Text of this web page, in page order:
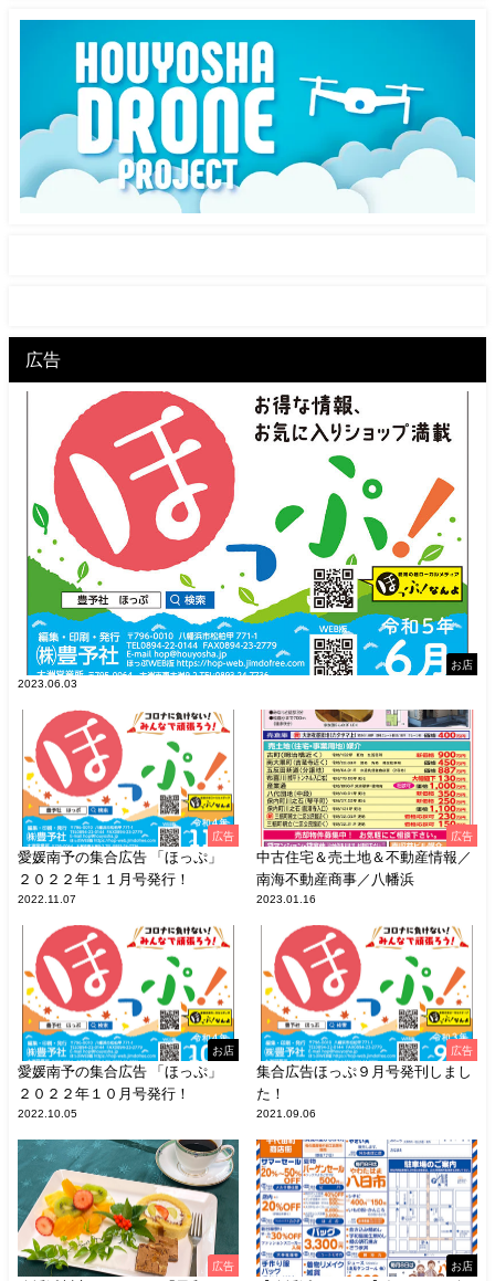
広告
お店
2023.06.03
広告
愛媛南予の集合広告 「ほっぷ」
２０２２年１１月号発行！
2022.11.07
広告
中古住宅＆売土地＆不動産情報／
南海不動産商事／八幡浜
2023.01.16
お店
愛媛南予の集合広告 「ほっぷ」
２０２２年１０月号発行！
2022.10.05
広告
集合広告ほっぷ９月号発刊しまし
た！
2021.09.06
広告 お店